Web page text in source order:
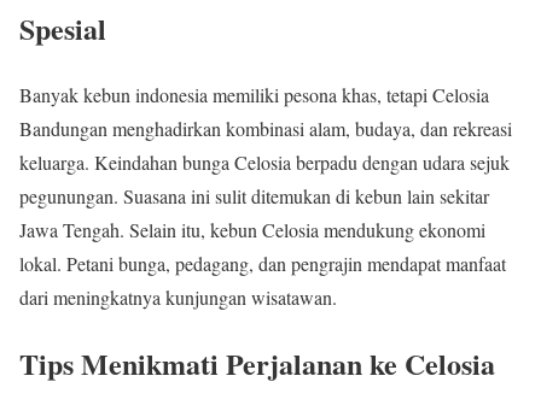
Spesial
Banyak kebun indonesia memiliki pesona khas, tetapi Celosia
Bandungan menghadirkan kombinasi alam, budaya, dan rekreasi
keluarga. Keindahan bunga Celosia berpadu dengan udara sejuk
pegunungan. Suasana ini sulit ditemukan di kebun lain sekitar
Jawa Tengah. Selain itu, kebun Celosia mendukung ekonomi
lokal. Petani bunga, pedagang, dan pengrajin mendapat manfaat
dari meningkatnya kunjungan wisatawan.
Tips Menikmati Perjalanan ke Celosia